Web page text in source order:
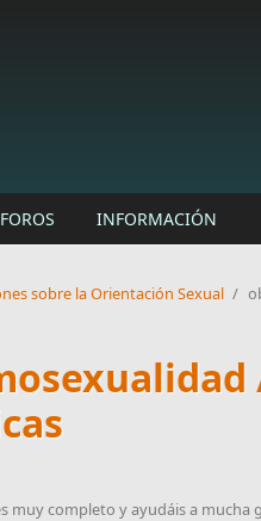
FOROS INFORMACIÓN
sobre la Orientación Sexual /
muy completo y ayudáis a mucha